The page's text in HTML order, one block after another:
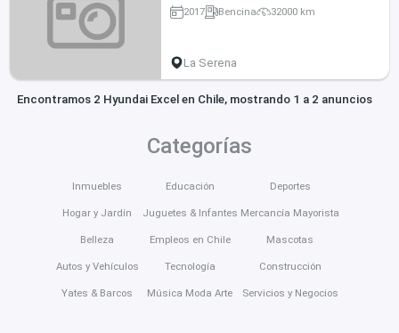
2017 Bencina 32000 km
La Serena
Encontramos 2 Hyundai Excel en Chile, mostrando 1 a 2 anuncios
Categorías
Inmuebles
Hogar y Jardín
Belleza
Autos y Vehículos
Yates & Barcos
Educación
Juguetes & Infantes
Empleos en Chile
Tecnología
Música Moda Arte
Deportes
Mercancía Mayorista
Mascotas
Construcción
Servicios y Negocios